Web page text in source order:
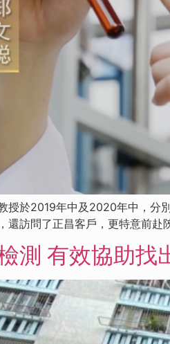
授於2019年中及2020年中，分
還訪問了正昌客戶，更特意前赴
測 有效協助找